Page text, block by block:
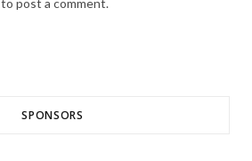
to post a comment.
SPONSORS